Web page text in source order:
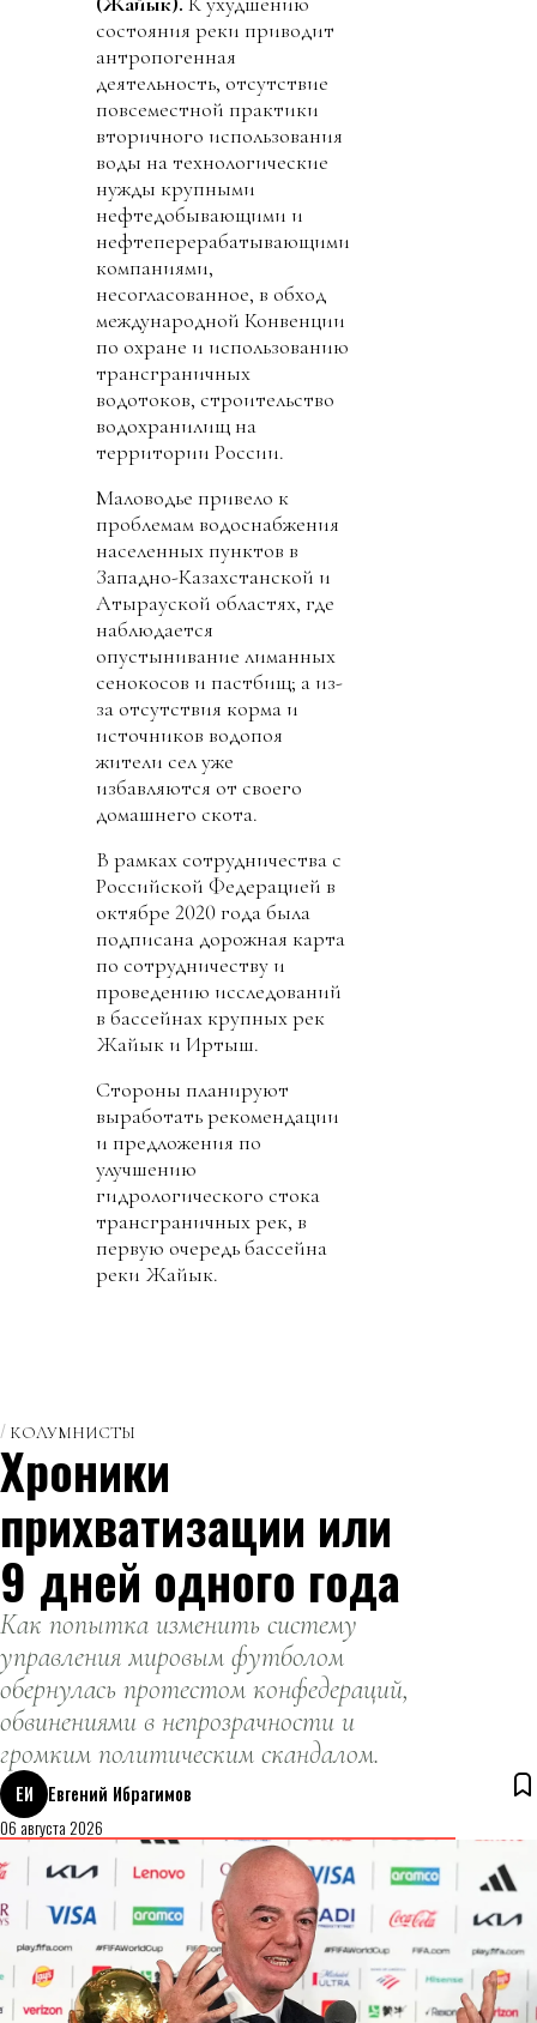
состояния реки приводит
антропогенная
деятельность, отсутствие
повсеместной практики
вторичного использования
воды на технологические
нужды крупными
нефтедобывающими и
нефтеперерабатывающими
компаниями,
несогласованное, в обход
международной Конвенции
по охране и использованию
трансграничных
водотоков, строительство
водохранилищ на
территории России.
Маловодье привело к
проблемам водоснабжения
населенных пунктов в
Западно-Казахстанской и
Атырауской областях, где
наблюдается
опустынивание лиманных
сенокосов и пастбищ; а из-
за отсутствия корма и
источников водопоя
жители сел уже
избавляются от своего
домашнего скота.
В рамках сотрудничества с
Российской Федерацией в
октябре 2020 года была
подписана дорожная карта
по сотрудничеству и
проведению исследований
в бассейнах крупных рек
Жайык и Иртыш.
Стороны планируют
выработать рекомендации
и предложения по
улучшению
гидрологического стока
трансграничных рек, в
первую очередь бассейна
реки Жайык.
КОЛУМНИСТЫ
Хроники
прихватизации или
9 дней одного года
Как попытка изменить систему
управления мировым футболом
обернулась протестом конфедераций,
обвинениями в непрозрачности и
громким политическим скандалом.
ЕИ
Евгений Ибрагимов
06 августа 2026